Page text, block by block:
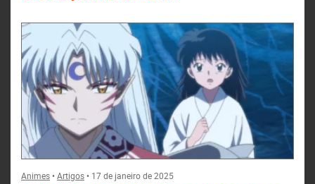
Animes•Artigos• 17 de janeiro de 2025